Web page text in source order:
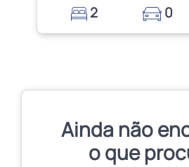
2 0
Ainda não
o que